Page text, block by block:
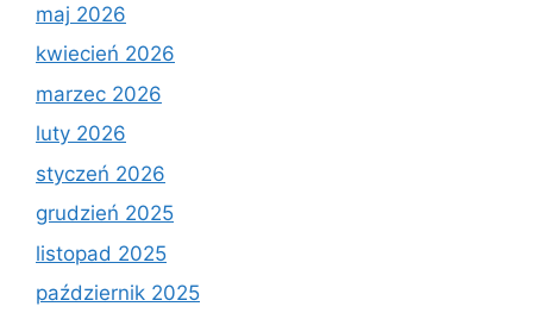
maj 2026
kwiecień 2026
marzec 2026
luty 2026
styczeń 2026
grudzień 2025
listopad 2025
październik 2025